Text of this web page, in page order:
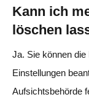
Kann ich
löschen
Ja. Sie können
Einstellungen
Aufsichtsbehörde